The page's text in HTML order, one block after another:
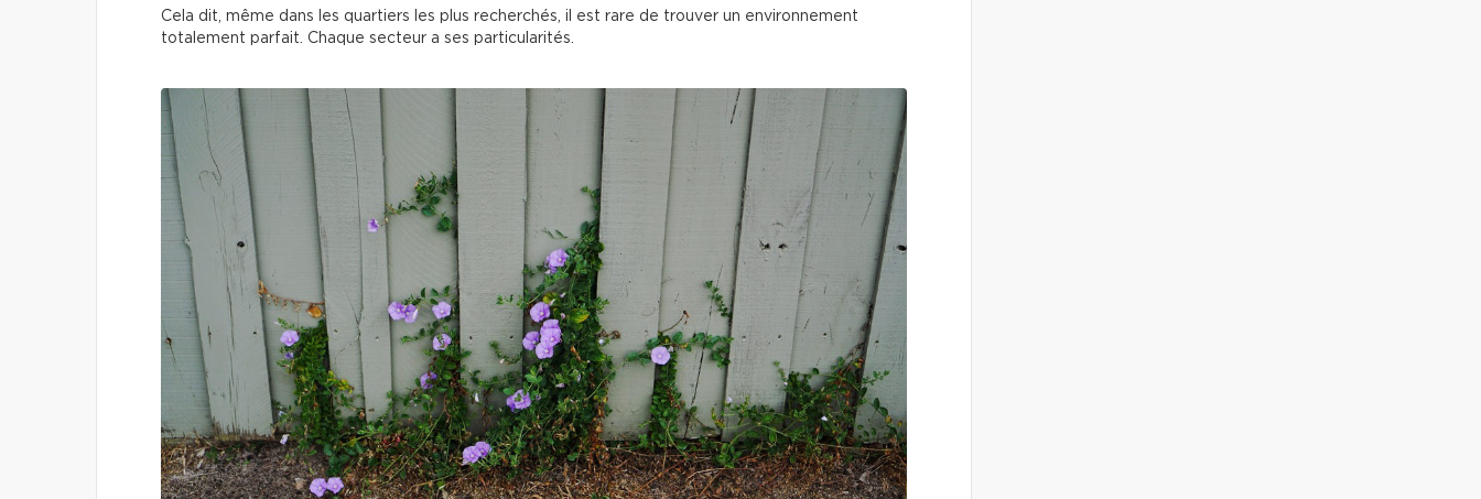
Cela dit, même dans les quartiers les plus recherchés, il est rare de trouver un environnement
totalement parfait. Chaque secteur a ses particularités.